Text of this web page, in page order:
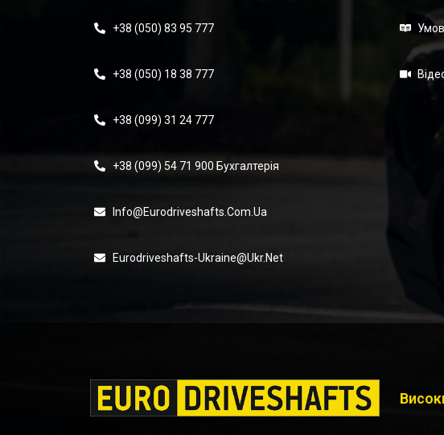
+38 (050) 83 95 777
+38 (050) 18 38 777
+38 (099) 31 24 777
+38 (099) 54 71 900 Бухгалтерія
Info@eurodriveshafts.com.ua
Eurodriveshafts-Ukraine@ukr.net